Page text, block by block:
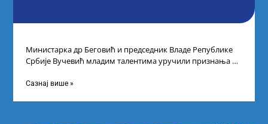
Министарка др Беговић и председник Владе Републике
Србије Вучевић младим талентима уручили признања У
Сазнај више »